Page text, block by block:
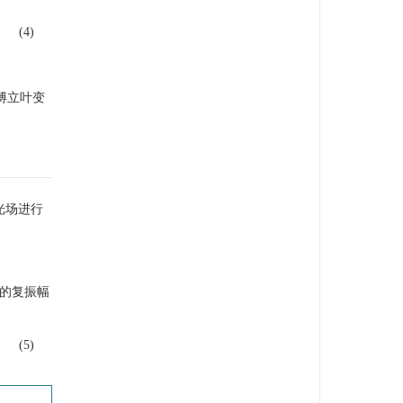
(4)
立叶变
场进行
复振幅
(5)